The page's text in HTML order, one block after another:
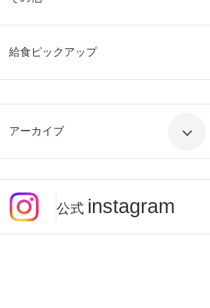
給食ピックアップ
アーカイブ
公式 instagram